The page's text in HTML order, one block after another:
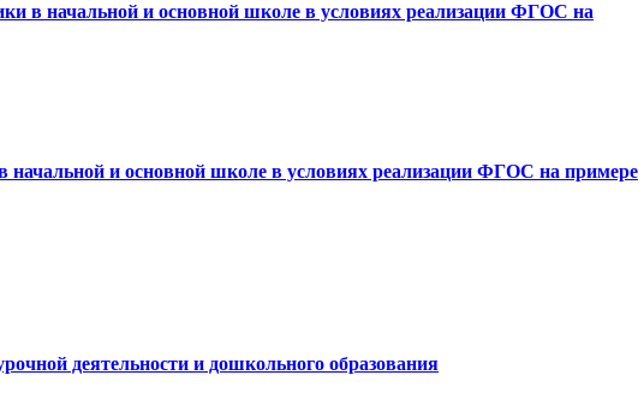
в начальной и основной школе в условиях реализации ФГОС на
начальной и основной школе в условиях реализации ФГОС на примере
деятельности и дошкольного образования